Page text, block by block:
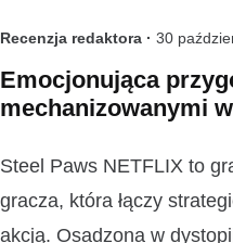
Recenzja redaktora · 30
Emocjonująca
mechanizowanymi
Steel Paws NETFLIX to
gracza, która łączy
akcją. Osadzona w